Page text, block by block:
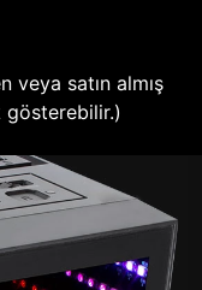
satın almış